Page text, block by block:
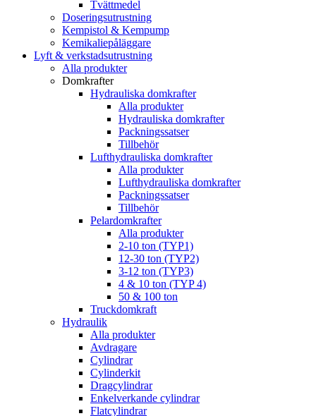
Tvättmedel
Doseringsutrustning
Kempistol & Kempump
Kemikaliepåläggare
Lyft & verkstadsutrustning
Alla produkter
Domkrafter
Hydrauliska domkrafter
Alla produkter
Hydrauliska domkrafter
Packningssatser
Tillbehör
Lufthydrauliska domkrafter
Alla produkter
Lufthydrauliska domkrafter
Packningssatser
Tillbehör
Pelardomkrafter
Alla produkter
2-10 ton (TYP1)
12-30 ton (TYP2)
3-12 ton (TYP3)
4 & 10 ton (TYP 4)
50 & 100 ton
Truckdomkraft
Hydraulik
Alla produkter
Avdragare
Cylindrar
Cylinderkit
Dragcylindrar
Enkelverkande cylindrar
Flatcylindrar